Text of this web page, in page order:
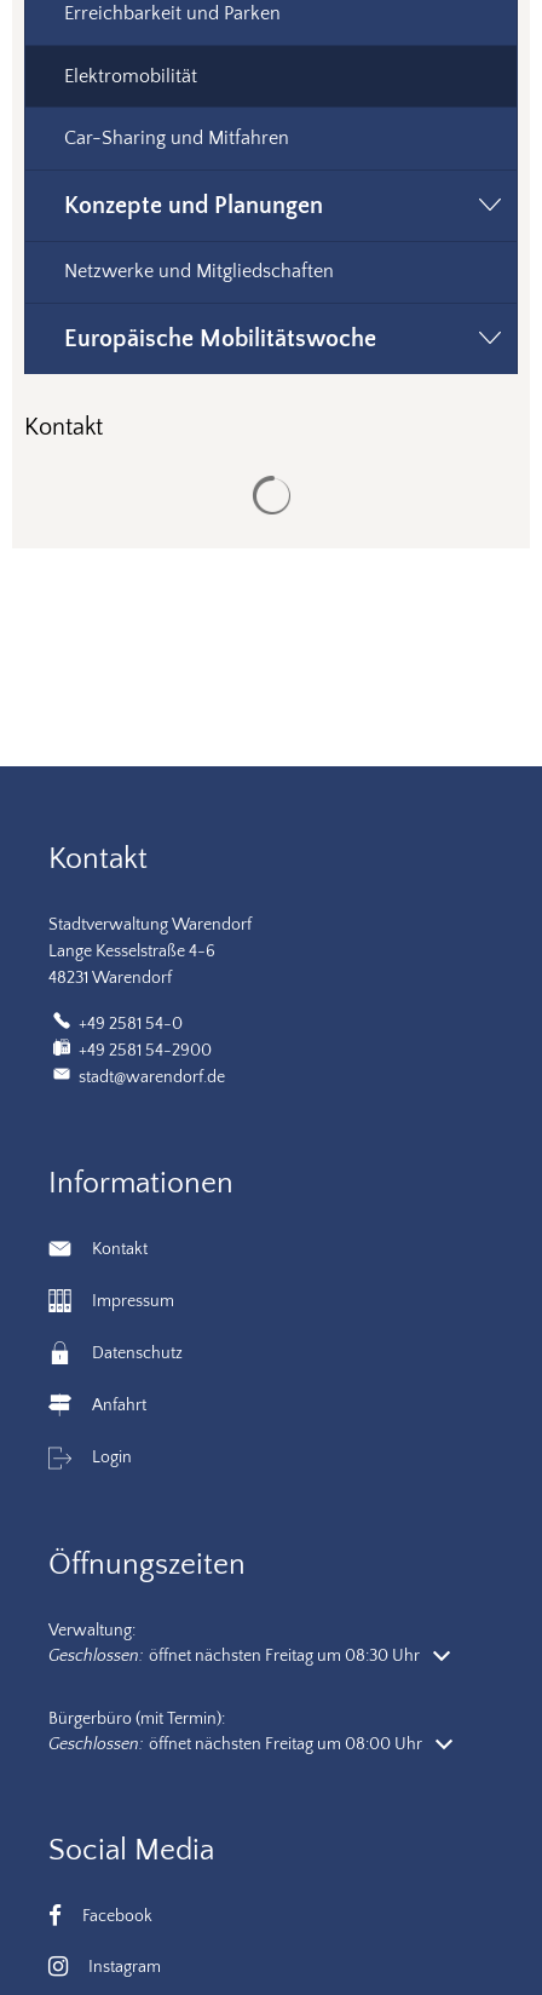
Erreichbarkeit und Parken
Elektromobilität
Car-Sharing und Mitfahren
Konzepte und Planungen
Netzwerke und Mitgliedschaften
Europäische Mobilitätswoche
Kontakt
Kontakt
Stadtverwaltung Warendorf
Lange Kesselstraße 4-6
48231 Warendorf
+49 2581 54-0
+49 2581 54-2900
stadt@warendorf.de
Informationen
Kontakt
Impressum
Datenschutz
Anfahrt
Login
Öffnungszeiten
Verwaltung:
Klicken, um weitere Öffnungs- oder Schließzeiten auszublenden
Geschlossen: öffnet nächsten Freitag um 08:30 Uhr
Bürgerbüro (mit Termin):
Klicken, um weitere Öffnungs- oder Schließzeiten auszublenden
Geschlossen: öffnet nächsten Freitag um 08:00 Uhr
Social Media
Facebook
Instagram